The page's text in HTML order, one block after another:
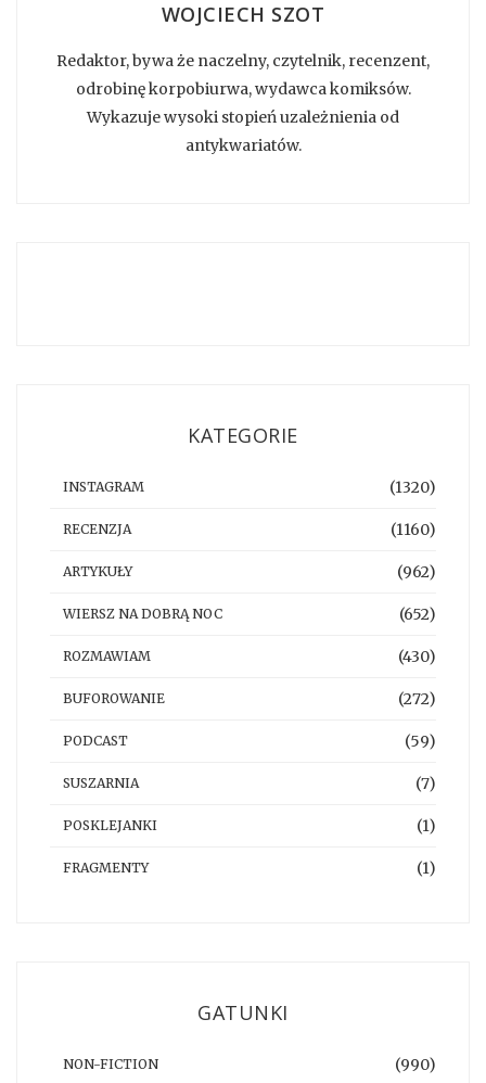
WOJCIECH SZOT
Redaktor, bywa że naczelny, czytelnik, recenzent,
odrobinę korpobiurwa, wydawca komiksów.
Wykazuje wysoki stopień uzależnienia od
antykwariatów.
KATEGORIE
INSTAGRAM (1320)
RECENZJA (1160)
ARTYKUŁY (962)
WIERSZ NA DOBRĄ NOC (652)
ROZMAWIAM (430)
BUFOROWANIE (272)
PODCAST (59)
SUSZARNIA (7)
POSKLEJANKI (1)
FRAGMENTY (1)
GATUNKI
NON-FICTION (990)